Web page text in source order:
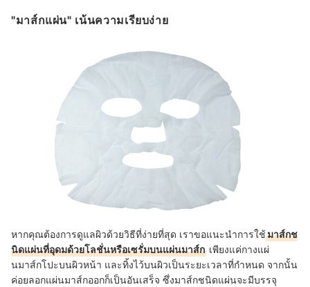
"มาส์กแผ่น" เน้นความเรียบง่าย
หากคุณต้องการดูแลผิวด้วยวิธีที่ง่ายที่สุด เราขอแนะนำการใช้มาส์กช
นิดแผ่นที่อุดมด้วยโลชั่นหรือเซรั่มบนแผ่นมาส์ก เพียงแค่กางแผ่
นมาส์กโปะบนผิวหน้า และทิ้งไว้บนผิวเป็นระยะเวลาที่กำหนด จากนั้น
ค่อยลอกแผ่นมาส์กออกก็เป็นอันเสร็จ ซึ่งมาส์กชนิดแผ่นจะมีบรรจุ